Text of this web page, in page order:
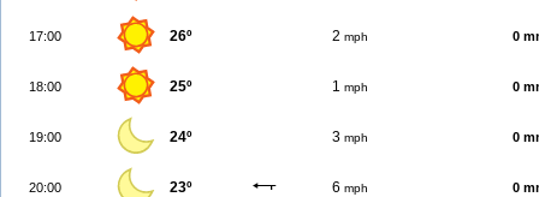
17:00 26º 2 mph 0
18:00 25º 1 mph 0
19:00 24º 3 mph 0
20:00 23º 6 mph 0